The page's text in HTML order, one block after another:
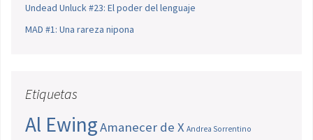
Undead Unluck #23: El poder del lenguaje
MAD #1: Una rareza nipona
Etiquetas
Al EwingAmanecer de X Andrea Sorrentino